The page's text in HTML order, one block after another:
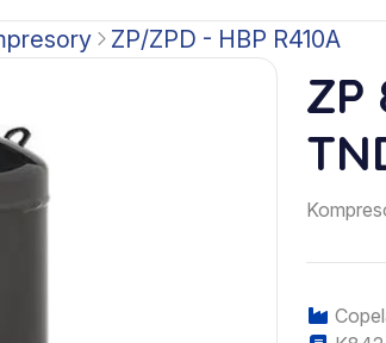
ZP/ZPD - HBP R410A
ZP